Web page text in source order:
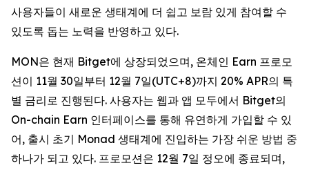
사용자들이 새로운 생태계에 더 쉽고 보람 있게 참여할 수
있도록 돕는 노력을 반영하고 있다.
MON은 현재 Bitget에 상장되었으며, 온체인 Earn 프로모
션이 11월 30일부터 12월 7일(UTC+8)까지 20% APR의 특
별 금리로 진행된다. 사용자는 웹과 앱 모두에서 Bitget의
On-chain Earn 인터페이스를 통해 유연하게 가입할 수 있
어, 출시 초기 Monad 생태계에 진입하는 가장 쉬운 방법 중
하나가 되고 있다. 프로모션은 12월 7일 정오에 종료되며,